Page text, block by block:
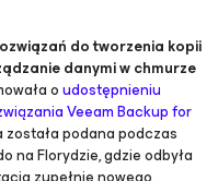
do tworzenia kopii
danymi w chmurze
oudostępnieniu
Veeam Backupfor
została podana podczas
na Florydzie, gdzie odbyła